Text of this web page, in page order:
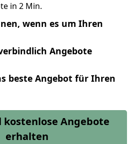
in 2 Min.
wenn es um Ihren
Angebote
beste Angebot für Ihren
Angebote
erhalten